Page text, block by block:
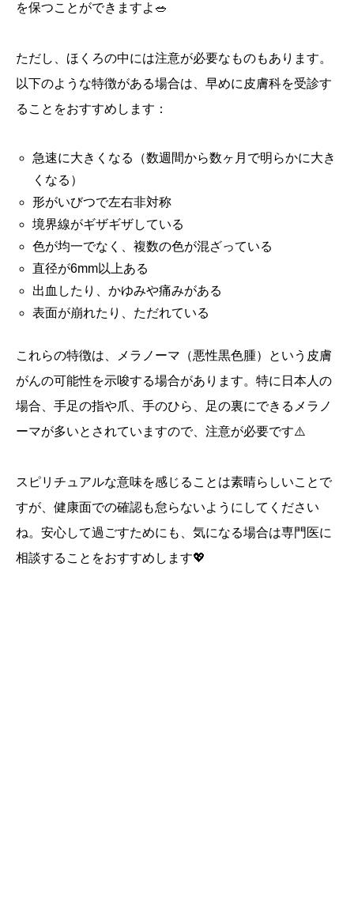
を保つことができますよ🥗
ただし、ほくろの中には注意が必要なものもあります。
以下のような特徴がある場合は、早めに皮膚科を受診す
ることをおすすめします：
急速に大きくなる（数週間から数ヶ月で明らかに大き
くなる）
形がいびつで左右非対称
境界線がギザギザしている
色が均一でなく、複数の色が混ざっている
直径が6mm以上ある
出血したり、かゆみや痛みがある
表面が崩れたり、ただれている
これらの特徴は、メラノーマ（悪性黒色腫）という皮膚
がんの可能性を示唆する場合があります。特に日本人の
場合、手足の指や爪、手のひら、足の裏にできるメラノ
ーマが多いとされていますので、注意が必要です⚠️
スピリチュアルな意味を感じることは素晴らしいことで
すが、健康面での確認も怠らないようにしてください
ね。安心して過ごすためにも、気になる場合は専門医に
相談することをおすすめします💖